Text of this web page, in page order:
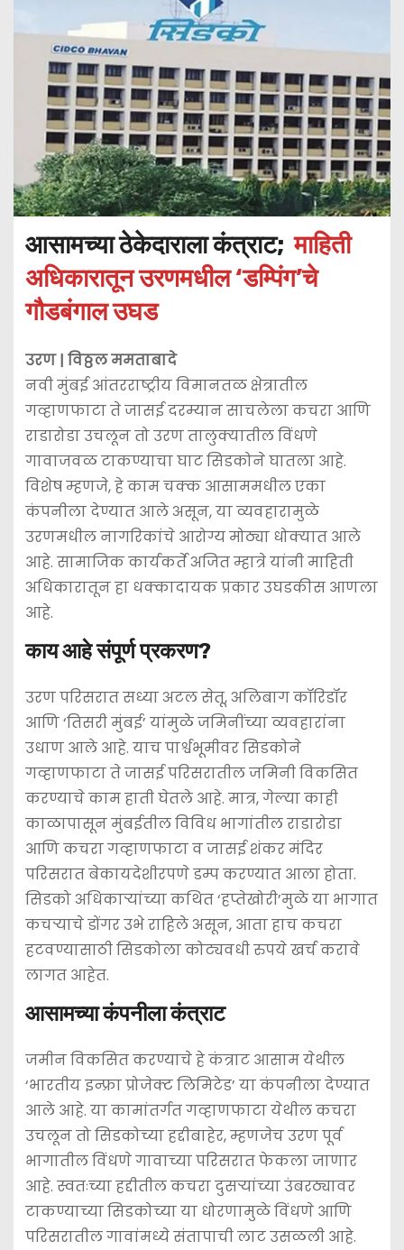
आसामच्या ठेकेदाराला कंत्राट; माहिती
अधिकारातून उरणमधील ‘डम्पिंग’चे
गौडबंगाल उघड
उरण | विठ्ठल ममताबादे
नवी मुंबई आंतरराष्ट्रीय विमानतळ क्षेत्रातील
गव्हाणफाटा ते जासई दरम्यान साचलेला कचरा आणि
राडारोडा उचलून तो उरण तालुक्यातील विंधणे
गावाजवळ टाकण्याचा घाट सिडकोने घातला आहे.
विशेष म्हणजे, हे काम चक्क आसाममधील एका
कंपनीला देण्यात आले असून, या व्यवहारामुळे
उरणमधील नागरिकांचे आरोग्य मोठ्या धोक्यात आले
आहे. सामाजिक कार्यकर्ते अजित म्हात्रे यांनी माहिती
अधिकारातून हा धक्कादायक प्रकार उघडकीस आणला
आहे.
​काय आहे संपूर्ण प्रकरण?
​उरण परिसरात सध्या अटल सेतू, अलिबाग कॉरिडॉर
आणि ‘तिसरी मुंबई’ यांमुळे जमिनींच्या व्यवहारांना
उधाण आले आहे. याच पार्श्वभूमीवर सिडकोने
गव्हाणफाटा ते जासई परिसरातील जमिनी विकसित
करण्याचे काम हाती घेतले आहे. मात्र, गेल्या काही
काळापासून मुंबईतील विविध भागांतील राडारोडा
आणि कचरा गव्हाणफाटा व जासई शंकर मंदिर
परिसरात बेकायदेशीरपणे डम्प करण्यात आला होता.
सिडको अधिकाऱ्यांच्या कथित ‘हप्तेखोरी’मुळे या भागात
कचऱ्याचे डोंगर उभे राहिले असून, आता हाच कचरा
हटवण्यासाठी सिडकोला कोट्यवधी रुपये खर्च करावे
लागत आहेत.
​आसामच्या कंपनीला कंत्राट
​जमीन विकसित करण्याचे हे कंत्राट आसाम येथील
‘भारतीय इन्फ्रा प्रोजेक्ट लिमिटेड’ या कंपनीला देण्यात
आले आहे. या कामांतर्गत गव्हाणफाटा येथील कचरा
उचलून तो सिडकोच्या हद्दीबाहेर, म्हणजेच उरण पूर्व
भागातील विंधणे गावाच्या परिसरात फेकला जाणार
आहे. स्वतःच्या हद्दीतील कचरा दुसऱ्यांच्या उंबरठ्यावर
टाकण्याच्या सिडकोच्या या धोरणामुळे विंधणे आणि
परिसरातील गावांमध्ये संतापाची लाट उसळली आहे.